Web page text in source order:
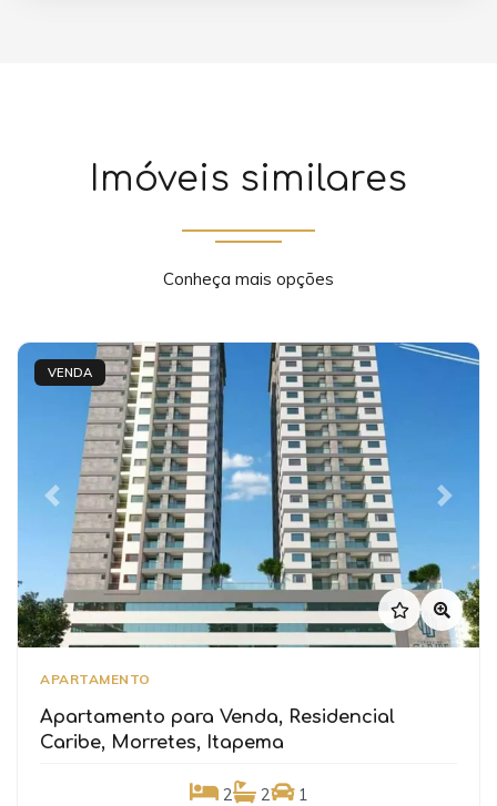
Imóveis similares
Conheça mais opções
VENDA
Previous Next
APARTAMENTO
Apartamento para Venda, Residencial
Caribe, Morretes, Itapema
2 2 1